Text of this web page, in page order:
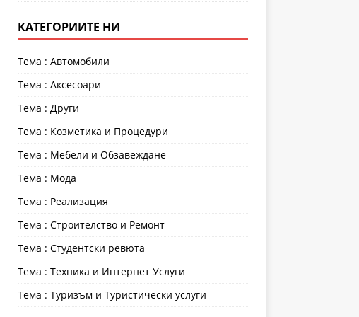
КАТЕГОРИИТЕ НИ
Тема : Автомобили
Тема : Аксесоари
Тема : Други
Тема : Козметика и Процедури
Тема : Мебели и Обзавеждане
Тема : Мода
Тема : Реализация
Тема : Строителство и Ремонт
Тема : Студентски ревюта
Тема : Техника и Интернет Услуги
Тема : Туризъм и Туристически услуги